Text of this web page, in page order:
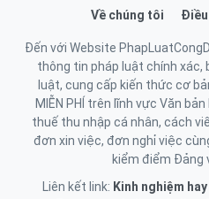
Về chúng tôi
Đến với Website
thông tin pháp luật chính xác,
luật, cung cấp kiến thức cơ
MIỄN PHÍ trên lĩnh vực Văn
thuế thu nhập cá nhân, cách
đơn xin việc, đơn nghỉ việc
kiểm điểm Đảng
Liên kết link: Kinh nghiệm hay